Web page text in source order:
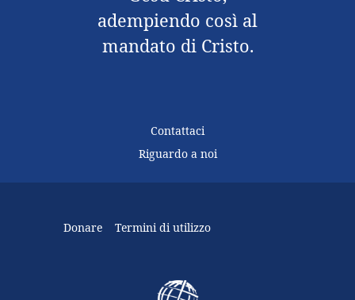
adempiendo così al
mandato di Cristo.
Contattaci
Riguardo a noi
Donare Termini di utilizzo